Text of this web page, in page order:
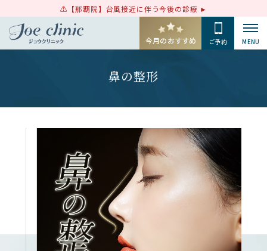
【那覇院】台風接近に伴う今後の診療
今月のおすすめ ご予約 MENU
鼻の整形